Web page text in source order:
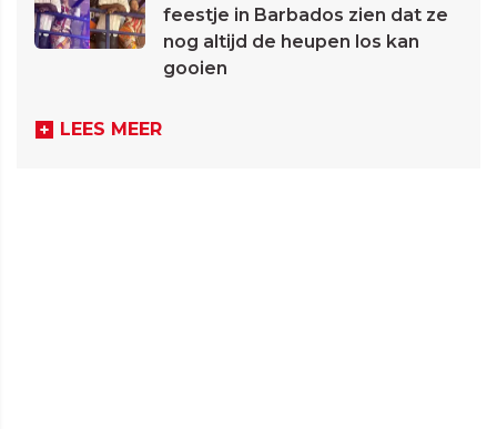
feestje in Barbados zien dat ze
nog altijd de heupen los kan
gooien
LEES MEER